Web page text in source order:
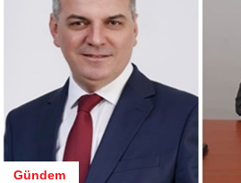
Gündem